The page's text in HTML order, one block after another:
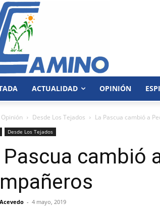
ACTUALIDAD OPINIÓN
Opinión Desde Los Tejados La Pascua cambió a
Desde Los Tejados
Pascua cambió
- 4 mayo, 2019